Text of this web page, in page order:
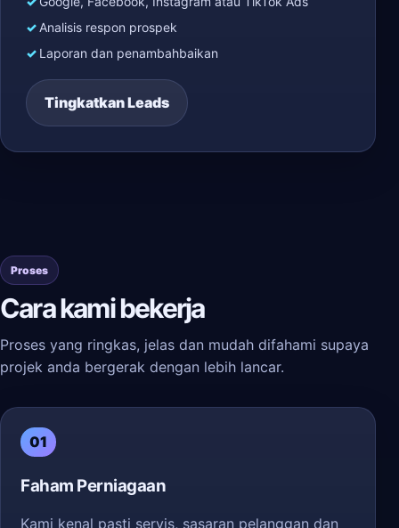
Analisis respon prospek
Laporan dan penambahbaikan
Tingkatkan Leads
Proses
Cara kami bekerja
Proses yang ringkas, jelas dan mudah difahami supaya
projek anda bergerak dengan lebih lancar.
01
Faham Perniagaan
Kami kenal pasti servis, sasaran pelanggan dan